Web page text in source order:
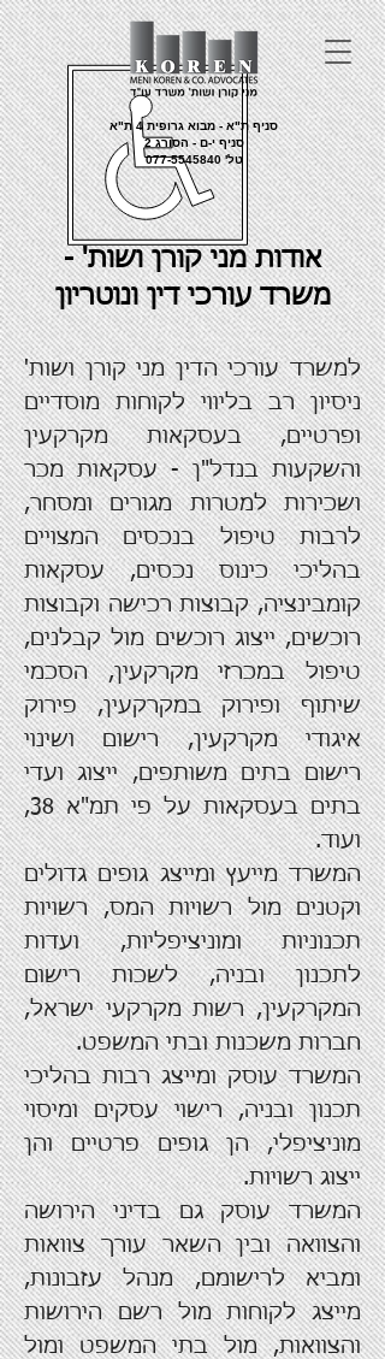
סניף ת"א - מבוא גרופית 4 ת"א
סניף י-ם - הסורג 2
טל'077-5545840
אודות מני קורן ושות' -
משרד עורכי דין ונוטריון
למשרד עורכי הדין מני קורן ושות'
ניסיון רב בליווי לקוחות מוסדיים
ופרטיים, בעסקאותמקרקעין
והשקעות בנדל"ן- עסקאות מכר
ושכירות למטרות מגורים ומסחר,
לרבות טיפול בנכסים המצויים
בהליכי כינוס נכסים, עסקאות
קומבינציה, קבוצות רכישה וקבוצות
רוכשים, ייצוג רוכשים מול קבלנים,
טיפול במכרזי מקרקעין, הסכמי
שיתוף ופירוק במקרקעין, פירוק
איגודי מקרקעין, רישום ושינוי
רישום בתים משותפים, ייצוג ועדי
בתים בעסקאות על פי תמ"א 38,
ועוד.
המשרד מייעץ ומייצג גופים גדולים
וקטנים מול רשויות המס, רשויות
תכנוניות ומוניציפליות, ועדות
לתכנון ובניה, לשכות רישום
המקרקעין, רשות מקרקעי ישראל,
חברות משכנות ובתי המשפט.
המשרד עוסק ומייצג רבות בהליכי
תכנון ובניה, רישוי עסקים ומיסוי
מוניציפלי, הן גופים פרטיים והן
ייצוג רשויות.
המשרד עוסק גם בדיני הירושה
והצוואה ובין השאר עורך צוואות
ומביא לרישומם, מנהל עזבונות,
מייצג לקוחות מול רשם הירושות
והצוואות, מול בתי המשפט ומול